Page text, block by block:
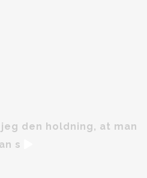
den holdning, at man
s